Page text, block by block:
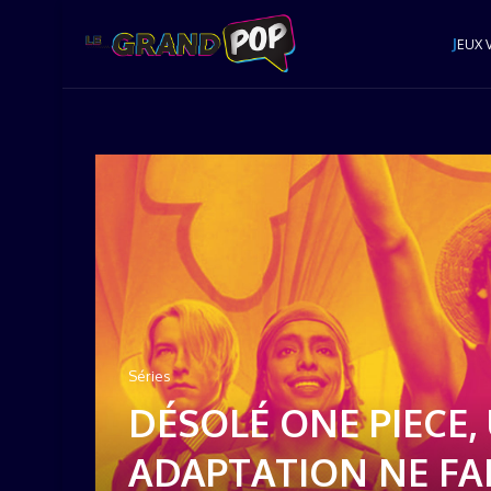
JEUX
Séries
DÉSOLÉ ONE
ADAPTATION NE